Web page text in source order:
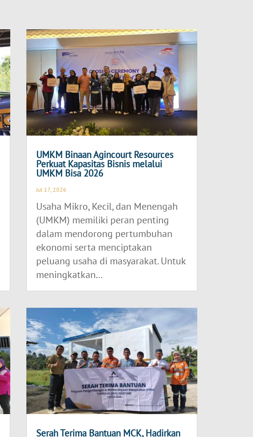
UMKM Binaan Agincourt Resources
Perkuat Kapasitas Bisnis melalui
UMKM Bisa 2026
Jul 17, 2026
Usaha Mikro, Kecil, dan Menengah
(UMKM) memiliki peran penting
dalam mendorong pertumbuhan
ekonomi serta menciptakan
peluang usaha di masyarakat. Untuk
meningkatkan...
Serah Terima Bantuan MCK, Hadirkan